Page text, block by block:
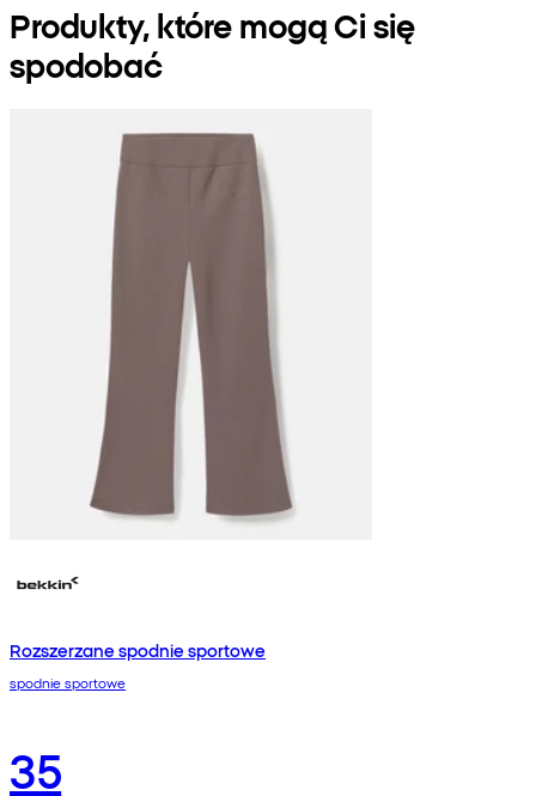
Produkty, które mogą Ci się
spodobać
Rozszerzane spodnie sportowe
spodnie sportowe
35